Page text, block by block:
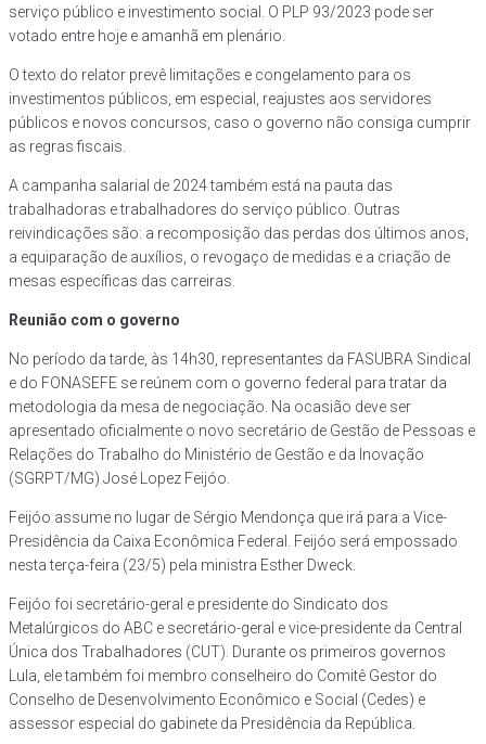
serviço público e investimento social. O PLP 93/2023 pode ser
votado entre hoje e amanhã em plenário.
O texto do relator prevê limitações e congelamento para os
investimentos públicos, em especial, reajustes aos servidores
públicos e novos concursos, caso o governo não consiga cumprir
as regras fiscais.
A campanha salarial de 2024 também está na pauta das
trabalhadoras e trabalhadores do serviço público. Outras
reivindicações são: a recomposição das perdas dos últimos anos,
a equiparação de auxílios, o revogaço de medidas e a criação de
mesas específicas das carreiras.
Reunião com o governo
No período da tarde, às 14h30, representantes da FASUBRA Sindical
e do FONASEFE se reúnem com o governo federal para tratar da
metodologia da mesa de negociação. Na ocasião deve ser
apresentado oficialmente o novo secretário de Gestão de Pessoas e
Relações do Trabalho do Ministério de Gestão e da Inovação
(SGRPT/MG) José Lopez Feijóo.
Feijóo assume no lugar de Sérgio Mendonça que irá para a Vice-
Presidência da Caixa Econômica Federal. Feijóo será empossado
nesta terça-feira (23/5) pela ministra Esther Dweck.
Feijóo foi secretário-geral e presidente do Sindicato dos
Metalúrgicos do ABC e secretário-geral e vice-presidente da Central
Única dos Trabalhadores (CUT). Durante os primeiros governos
Lula, ele também foi membro conselheiro do Comitê Gestor do
Conselho de Desenvolvimento Econômico e Social (Cedes) e
assessor especial do gabinete da Presidência da República.